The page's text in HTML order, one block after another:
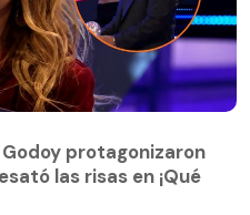
las risas en ¡Qué
protagonizaron
las risas en ¡Qué